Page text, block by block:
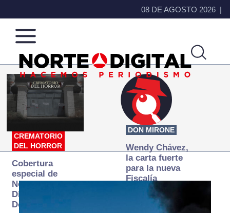
08 DE AGOSTO 2026
Norte
de
Ciudad
Más
que
noticias,
hacemos periodismo
CREMATORIO
DEL HORROR
Cobertura
especial de
Norte
Digital:
Donde la
DON MIRONE
Wendy Chávez,
la carta fuerte
para la nueva
Fiscalía
autónoma